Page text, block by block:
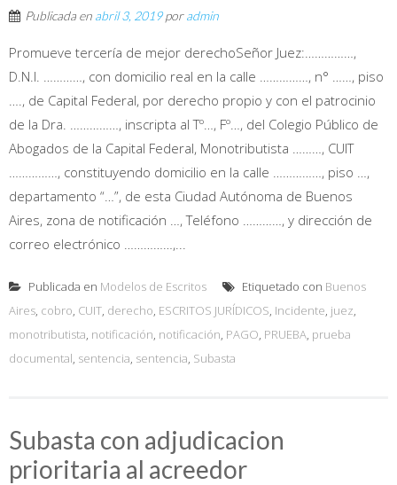
Publicada en abril 3, 2019poradmin
Promueve tercería de mejor derechoSeñor Juez:……………,
D.N.I. …………, con domicilio real en la calle ……………, n° ……, piso
…., de Capital Federal, por derecho propio y con el patrocinio
de la Dra. ……………, inscripta al Tº…, Fº…, del Colegio Público de
Abogados de la Capital Federal, Monotributista ………, CUIT
……………, constituyendo domicilio en la calle ……………, piso …,
departamento “…”, de esta Ciudad Autónoma de Buenos
Aires, zona de notificación …, Teléfono …………, y dirección de
correo electrónico ……………,...
Publicada en Modelos de Escritos Etiquetado con Buenos
Aires, cobro, CUIT, derecho, ESCRITOS JURÍDICOS, Incidente, juez,
monotributista, notificación, notificación, PAGO, PRUEBA, prueba
documental, sentencia, sentencia, Subasta
Subasta con adjudicacion
prioritaria al acreedor